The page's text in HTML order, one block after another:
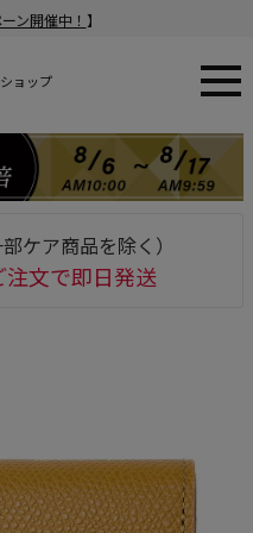
ン開催中！ 】
ョップ
部ケア商品を除く）
文で即日発送